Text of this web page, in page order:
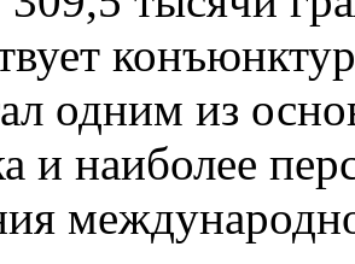
одним из
и наиболее